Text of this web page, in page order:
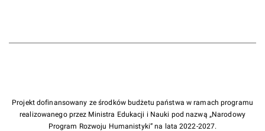
Projekt dofinansowany ze środków budżetu państwa w ramach programu
realizowanego przez Ministra Edukacji i Nauki pod nazwą „Narodowy
Program Rozwoju Humanistyki” na lata 2022-2027.